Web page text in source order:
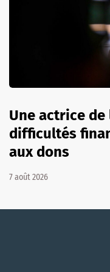
Une actrice de
difficultés
aux dons
7 août 2026